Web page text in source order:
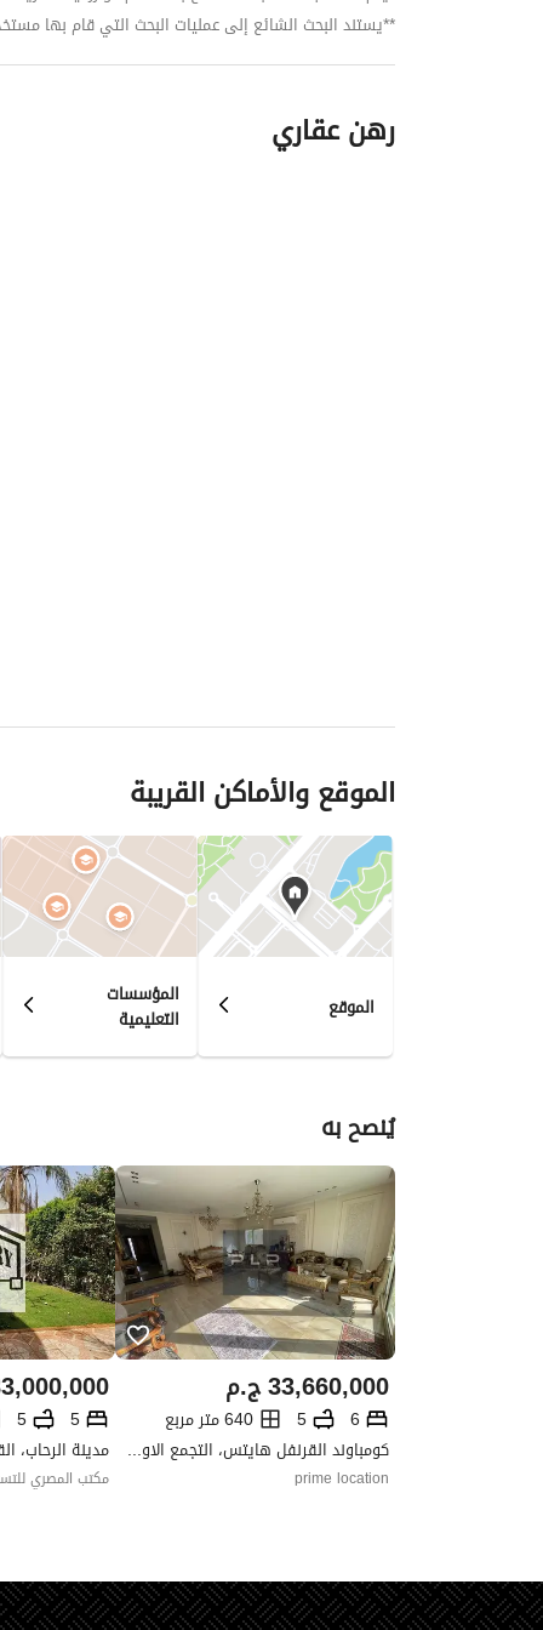
**يستند البحث الشائع إلى عمليات البحث التي قام بها مستخدمي
رهن عقاري
الموقع والأماكن القريبة
الموقع المؤسسات
التعليمية
يُنصح به
ج.م33,660,000
6
5
640 متر مربع
كومباوند القرنفل هايتس، التجمع الاول، القاهرة الجديدة، القاهرة
prime location
5
5
مدينة الرحاب،
مكتب المصري